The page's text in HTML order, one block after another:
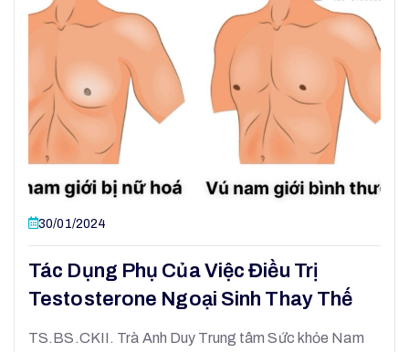
30/01/2024
Tác Dụng Phụ Của Việc Điều Trị
Testosterone Ngoại Sinh Thay Thế
TS.BS.CKII. Trà Anh Duy Trung tâm Sức khỏe Nam